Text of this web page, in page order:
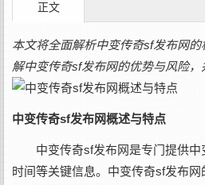
正文
本文将全面解析中变传奇sf发布网
解中变传奇sf发布网的优势与风险
中变传奇sf发布网概述与特点
中变传奇sf发布网是专门提供
时间等关键信息。中变传奇sf发布